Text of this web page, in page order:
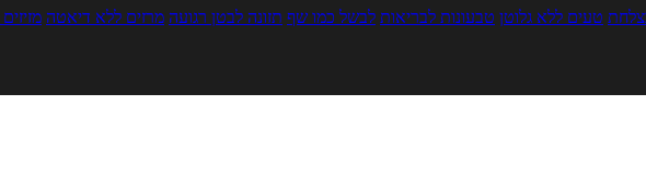
טעים ללא גלוטן טבעונות לבריאות לבשל כמו שף תזונה לבטן רגועה מרזים ללא דיאטה